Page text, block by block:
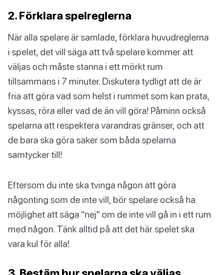
2. Förklara spelreglerna
När alla spelare är samlade, förklara huvudreglerna
i spelet, det vill säga att två spelare kommer att
väljas och måste stanna i ett mörkt rum
tillsammans i 7 minuter. Diskutera tydligt att de är
fria att göra vad som helst i rummet som kan prata,
kyssas, röra eller vad de än vill göra! Påminn också
spelarna att respektera varandras gränser, och att
de bara ska göra saker som båda spelarna
samtycker till!
Eftersom du inte ska tvinga någon att göra
någonting som de inte vill, bör spelare också ha
möjlighet att säga "nej" om de inte vill gå in i ett rum
med någon. Tänk alltid på att det här spelet ska
vara kul för alla!